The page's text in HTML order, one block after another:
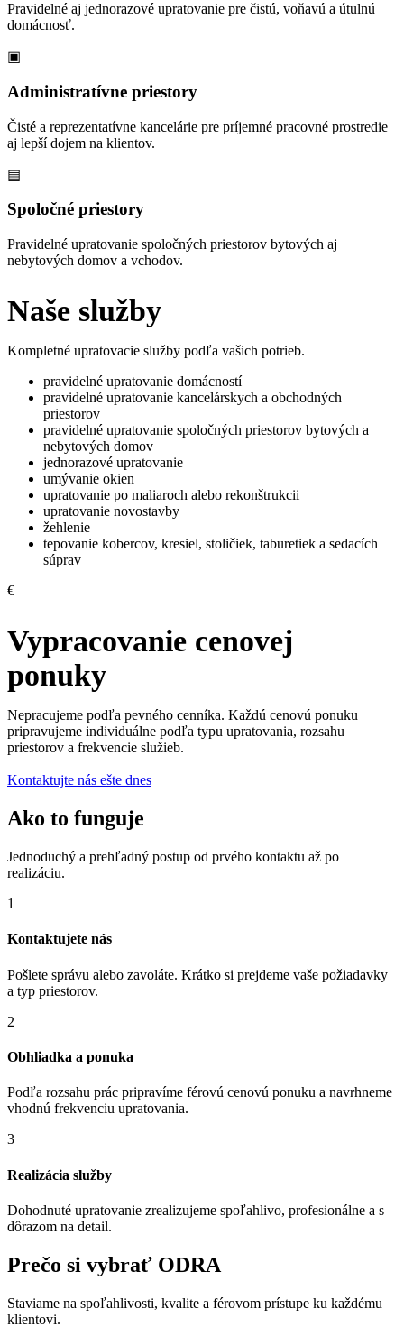
Pravidelné aj jednorazové upratovanie pre čistú, voňavú a útulnú
domácnosť.
▣
Administratívne priestory
Čisté a reprezentatívne kancelárie pre príjemné pracovné prostredie
aj lepší dojem na klientov.
▤
Spoločné priestory
Pravidelné upratovanie spoločných priestorov bytových aj
nebytových domov a vchodov.
Naše služby
Kompletné upratovacie služby podľa vašich potrieb.
pravidelné upratovanie domácností
pravidelné upratovanie kancelárskych a obchodných
priestorov
pravidelné upratovanie spoločných priestorov bytových a
nebytových domov
jednorazové upratovanie
umývanie okien
upratovanie po maliaroch alebo rekonštrukcii
upratovanie novostavby
žehlenie
tepovanie kobercov, kresiel, stoličiek, taburetiek a sedacích
súprav
€
Vypracovanie cenovej
ponuky
Nepracujeme podľa pevného cenníka. Každú cenovú ponuku
pripravujeme individuálne podľa typu upratovania, rozsahu
priestorov a frekvencie služieb.
Kontaktujte nás ešte dnes
Ako to funguje
Jednoduchý a prehľadný postup od prvého kontaktu až po
realizáciu.
1
Kontaktujete nás
Pošlete správu alebo zavoláte. Krátko si prejdeme vaše požiadavky
a typ priestorov.
2
Obhliadka a ponuka
Podľa rozsahu prác pripravíme férovú cenovú ponuku a navrhneme
vhodnú frekvenciu upratovania.
3
Realizácia služby
Dohodnuté upratovanie zrealizujeme spoľahlivo, profesionálne a s
dôrazom na detail.
Prečo si vybrať ODRA
Staviame na spoľahlivosti, kvalite a férovom prístupe ku každému
klientovi.